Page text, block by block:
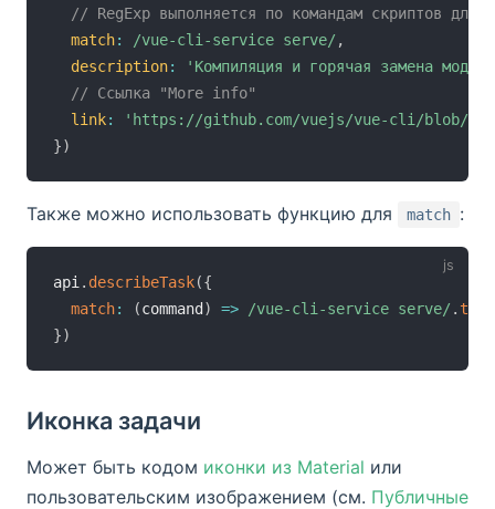
// RegExp выполняется по командам скриптов для
match: /vue-cli-service serve/ ,
description:
'Компиляция и горячая замена
// Ссылка "More info"
link:
'https://github.com/vuejs/vue-cli/blob/
})
Также можно использовать функцию для match :
api . describeTask({
match: (command ) => /vue-cli-service serve/ . test
})
Иконка задачи
Может быть кодом иконки из Material или
пользовательским изображением (см. Публичные